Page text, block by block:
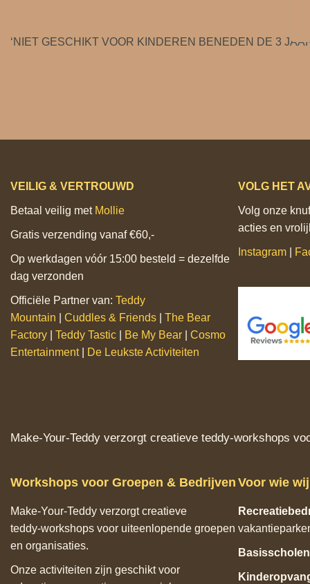
‘NIET GESCHIKT VOOR KINDEREN BENEDEN DE 3
VEILIG & VERTROUWD
Betaal veilig met Mollie
Gratis verzending vanaf €60,-
Op werkdagen vóór 15:00 besteld = dezelfde
dag verzonden
Officiële Partner van: Teddy
Mountain
Cuddles & Friends
The Bear
Factory
Teddy Tastic Be My Bear
Cosmo
Entertainment| De Leukste Activiteiten
VOLG HET
Volg onze
acties en
Instagram|
Make‑Your‑Teddy verzorgt creatieve teddy‑workshops
Workshops voor Groepen & Bedrijven
Make‑Your‑Teddy verzorgt creatieve
teddy‑workshops voor uiteenlopende groepen
en organisaties.
Onze activiteiten zijn geschikt voor
Voor wie
Basisscholen